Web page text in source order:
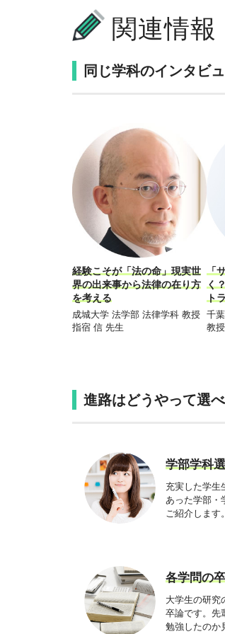
関連情報
同じ学科のインタビ
経験こそが「法の命」現実世
界の出来事から法律の在り方
を考える
成城大学 法学部 法律学科 教授
指宿 信 先生
「
く
ト
千
教
進路はどうやって選
学部学科
充実した学生
あった学部・
ご紹介します。
各学問の
大学生の研究
卒論です。先
勉強したのか